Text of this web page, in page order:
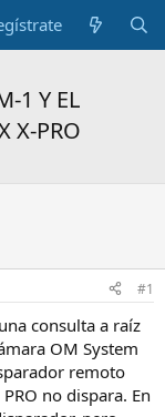
1 Y EL
X-PRO
#1
consulta a raíz
OM System
remoto
no dispara. En